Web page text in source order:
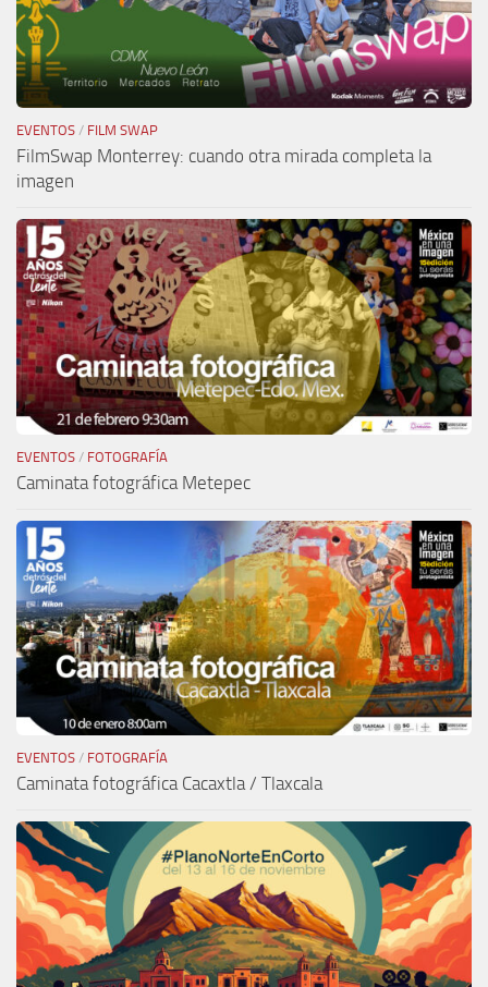
EVENTOS / FILM SWAP
FilmSwap Monterrey: cuando otra mirada completa la
imagen
EVENTOS / FOTOGRAFÍA
Caminata fotográfica Metepec
EVENTOS / FOTOGRAFÍA
Caminata fotográfica Cacaxtla / Tlaxcala